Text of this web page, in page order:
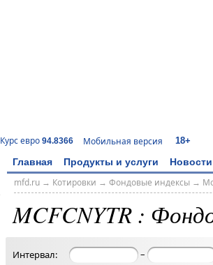
Курс евро 94.8366 Мобильная версия 18+
Главная Продукты и услуги Новости
mfd.ru→ Котировки → Фондовые индексы→
MCFCNYTR :
Интервал: –